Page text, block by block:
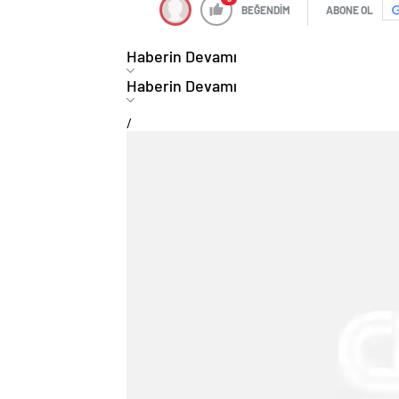
BEĞENDİM ABONE OL
Haberin Devamı
Haberin Devamı
/